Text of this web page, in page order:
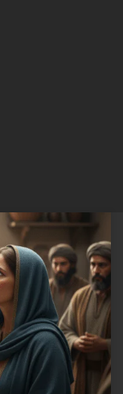
Almeida Revista e
lentes da
(a análise
Respondeu-lhe